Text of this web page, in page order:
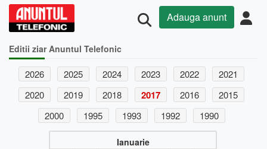
Adauga anunt
Editii ziar Anuntul Telefonic
2026 2025 2024 2023 2022
2021
2020
2019 2018 2017 2016
2015
2000
1995 1993 1992 1990
Ianuarie